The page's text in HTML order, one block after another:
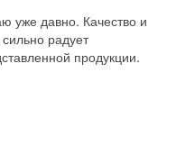
уже давно. Качество и
радует
продукции.